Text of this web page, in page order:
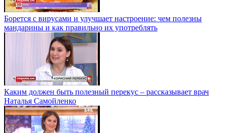
Борется с вирусами и улучшает настроение: чем полезны
мандарины и как правильно их употреблять
Каким должен быть полезный перекус – рассказывает врач
Наталья Самойленко